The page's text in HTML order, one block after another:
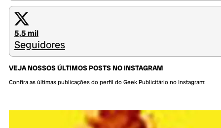
5,5 mil
Seguidores
VEJA NOSSOS ÚLTIMOS POSTS NO INSTAGRAM
Confira as últimas publicações do perfil do Geek Publicitário no Instagram: